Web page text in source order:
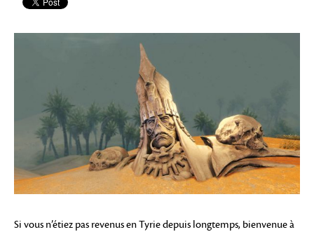
Si vous n’étiez pas revenus en Tyrie depuis longtemps, bienvenue à